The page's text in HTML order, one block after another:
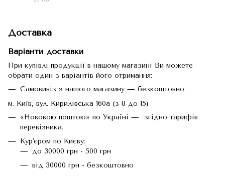
Доставка
Варіанти доставки
При купівлі продукції в нашому магазині Ви можете
обрати один з варіантів його отримання:
Самовивіз з нашого магазину — безкоштовно.
м. Київ, вул. Кирилівська 160а (з 8 до 15)
«Нововою поштою» по Україні — згідно тарифів
перевізника.
Кур'єром по Києву:
до 30000 грн - 500 грн
від 30000 грн - безкоштовно